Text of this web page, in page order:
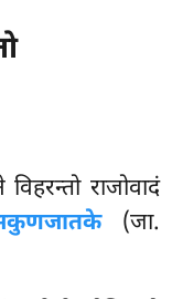
राजोवादं
(जा.